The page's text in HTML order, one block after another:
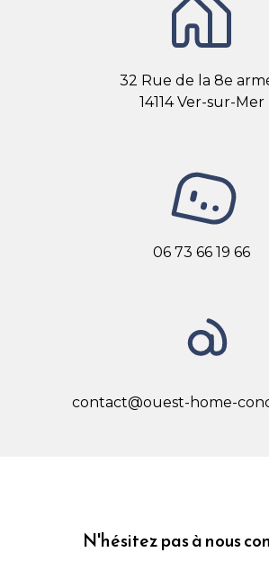
32 Rue de la 8e
14114 Ver-sur-Mer
06 73 66 19 66
contact@ouest-home-
N'hésitez pas à nous